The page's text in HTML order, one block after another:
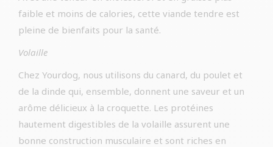
faible et moins de calories, cette viande tendre est
pleine de bienfaits pour la santé.
Volaille
Chez Yourdog, nous utilisons du canard, du poulet et
de la dinde qui, ensemble, donnent une saveur et un
arôme délicieux à la croquette. Les protéines
hautement digestibles de la volaille assurent une
bonne construction musculaire et sont riches en